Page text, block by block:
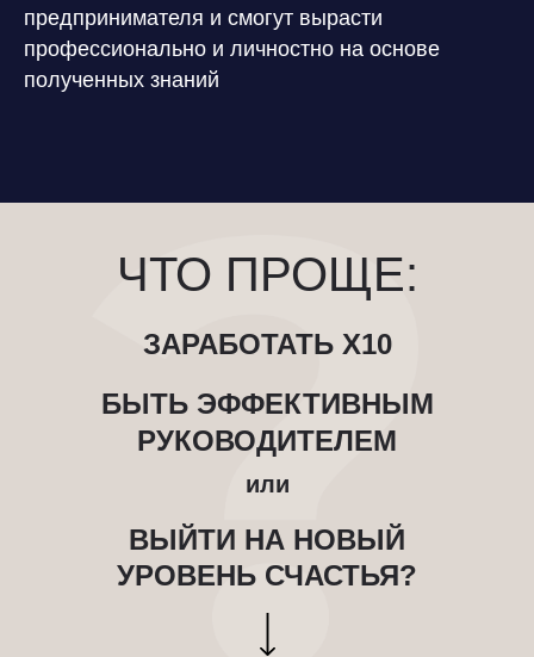
предпринимателя и смогут вырасти
профессионально и личностно на основе
полученных знаний
ЧТО ПРОЩЕ:
ЗАРАБОТАТЬ Х10
БЫТЬ ЭФФЕКТИВНЫМ
РУКОВОДИТЕЛЕМ
ВЫЙТИ НА НОВЫЙ
УРОВЕНЬ СЧАСТЬЯ?
или